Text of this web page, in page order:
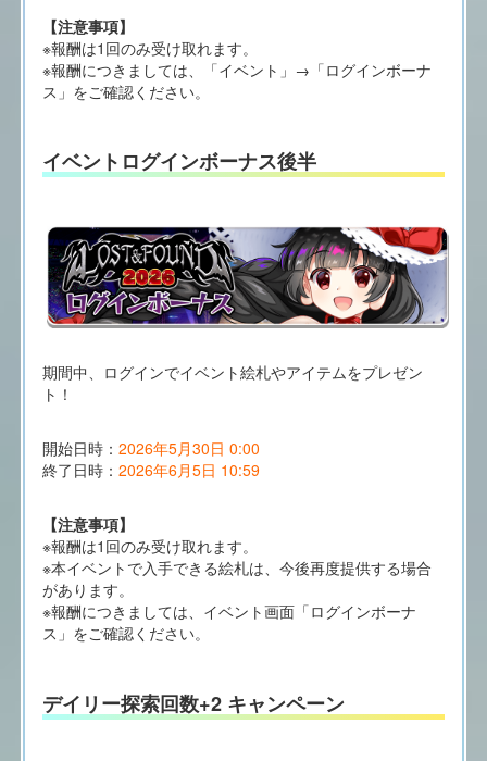
【注意事項】
※報酬は1回のみ受け取れます。
※報酬につきましては、「イベント」→「ログインボーナ
ス」をご確認ください。
イベントログインボーナス後半
期間中、ログインでイベント絵札やアイテムをプレゼン
ト！
開始日時： 2026年5月30日 0:00
終了日時： 2026年6月5日 10:59
【注意事項】
※報酬は1回のみ受け取れます。
※本イベントで入手できる絵札は、今後再度提供する場合
があります。
※報酬につきましては、イベント画面「ログインボーナ
ス」をご確認ください。
デイリー探索回数+2 キャンペーン